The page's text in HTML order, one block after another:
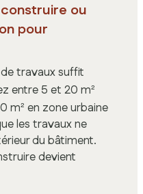
ou
pour
travaux suffit
entre 5 et 20 m²
m² en zone urbaine
les travaux ne
du bâtiment.
devient